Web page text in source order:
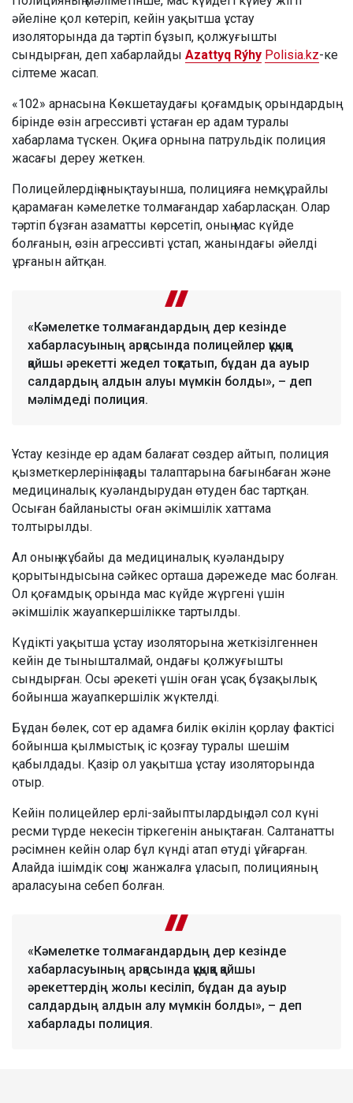
әйеліне қол көтеріп, кейін уақытша ұстау
изоляторында да тәртіп бұзып, қолжуғышты
сындырған, деп хабарлайды Azattyq Rýhy Polisia.kz-ке
сілтеме жасап.
«102» арнасына Көкшетаудағы қоғамдық орындардың
бірінде өзін агрессивті ұстаған ер адам туралы
хабарлама түскен. Оқиға орнына патрульдік полиция
жасағы дереу жеткен.
Полицейлердің анықтауынша, полицияға немқұрайлы
қарамаған кәмелетке толмағандар хабарласқан. Олар
тәртіп бұзған азаматты көрсетіп, оның мас күйде
болғанын, өзін агрессивті ұстап, жанындағы әйелді
ұрғанын айтқан.
«Кәмелетке толмағандардың дер кезінде
хабарласуының арқасында полицейлер құқыққа
қайшы әрекетті жедел тоқтатып, бұдан да ауыр
салдардың алдын алуы мүмкін болды», – деп
мәлімдеді полиция.
Ұстау кезінде ер адам балағат сөздер айтып, полиция
қызметкерлерінің заңды талаптарына бағынбаған және
медициналық куәландырудан өтуден бас тартқан.
Осыған байланысты оған әкімшілік хаттама
толтырылды.
Ал оның жұбайы да медициналық куәландыру
қорытындысына сәйкес орташа дәрежеде мас болған.
Ол қоғамдық орында мас күйде жүргені үшін
әкімшілік жауапкершілікке тартылды.
Күдікті уақытша ұстау изоляторына жеткізілгеннен
кейін де тынышталмай, ондағы қолжуғышты
сындырған. Осы әрекеті үшін оған ұсақ бұзақылық
бойынша жауапкершілік жүктелді.
Бұдан бөлек, сот ер адамға билік өкілін қорлау фактісі
бойынша қылмыстық іс қозғау туралы шешім
қабылдады. Қазір ол уақытша ұстау изоляторында
отыр.
Кейін полицейлер ерлі-зайыптылардың дәл сол күні
ресми түрде некесін тіркегенін анықтаған. Салтанатты
рәсімнен кейін олар бұл күнді атап өтуді ұйғарған.
Алайда ішімдік соңы жанжалға ұласып, полицияның
араласуына себеп болған.
«Кәмелетке толмағандардың дер кезінде
хабарласуының арқасында құқыққа қайшы
әрекеттердің жолы кесіліп, бұдан да ауыр
салдардың алдын алу мүмкін болды», – деп
хабарлады полиция.